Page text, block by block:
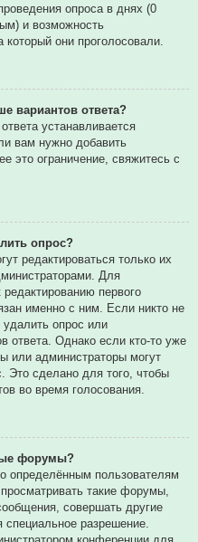
опроса в днях (0
и возможность
который они проголосовали.
вариантов ответа?
устанавливается
вам нужно добавить
это ограничение, свяжитесь с
опрос?
редактироваться только их
Для
первого
именно с ним. Если никто не
опрос или
ответа. Однако если кто-то уже
или администраторы могут
Это сделано для того, чтобы
во время голосования.
форумы?
определённым пользователям
такие форумы,
совершать другие
специальное разрешение.